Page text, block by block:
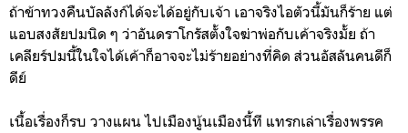
ถ้าข้าทวงคืนบัลลังก์ได้จะได้อยู่กับเจ้า เอาจริงไอตัวนี้มันก็ร้าย แต่
แอบสงสัยปมนิด ๆ ว่าอันดราโกรัสตั้งใจฆ่าพ่อกับเค้าจริงมั้ย ถ้า
เคลียร์ปมนี้ในใจได้เค้าก็อาจจะไม่ร้ายอย่างที่คิด ส่วนอัสลันคนดีก็
ดีย์
เนื้อเรื่องก็รบ วางแผน ไปเมืองนู้นเมืองนี้ที แทรกเล่าเรื่องพรรค